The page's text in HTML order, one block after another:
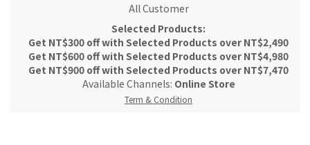
All Customer
Selected Products:
Get NT$300 off with Selected Products over NT$2,490
Get NT$600 off with Selected Products over NT$4,980
Get NT$900 off with Selected Products over NT$7,470
Available Channels: Online Store
Term & Condition